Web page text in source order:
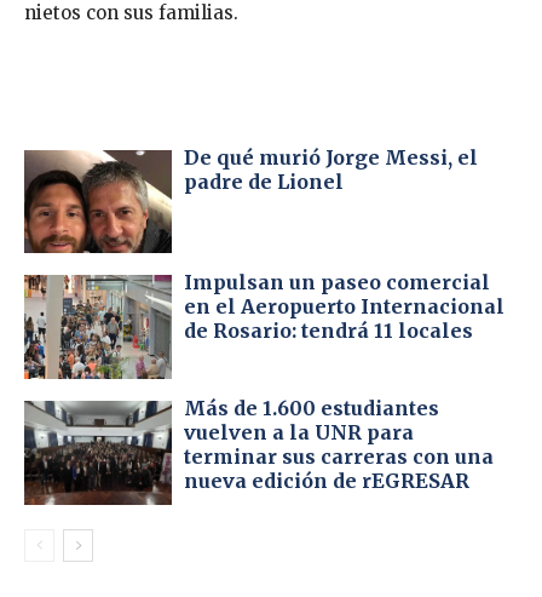
nietos con sus familias.
De qué murió Jorge Messi, el
padre de Lionel
Impulsan un paseo comercial
en el Aeropuerto Internacional
de Rosario: tendrá 11 locales
Más de 1.600 estudiantes
vuelven a la UNR para
terminar sus carreras con una
nueva edición de rEGRESAR